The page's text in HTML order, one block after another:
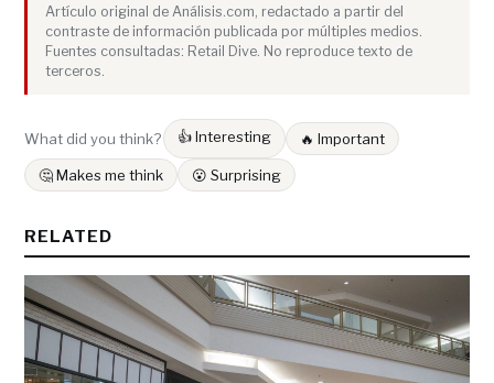
Artículo original de Análisis.com, redactado a partir del
contraste de información publicada por múltiples medios.
Fuentes consultadas: Retail Dive. No reproduce texto de
terceros.
What did you think? 👍 Interesting 🔥 Important
🤔 Makes me think 😮 Surprising
RELATED